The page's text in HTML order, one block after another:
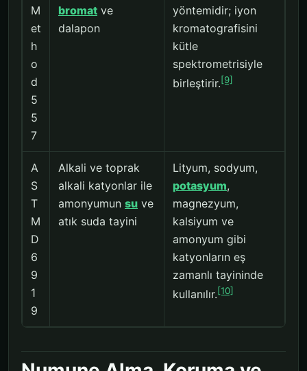
M
et
h
o
d
5
5
7
bromat ve
dalapon
yöntemidir; iyon
kromatografisini
kütle
spektrometrisiyle
birleştirir.[9]
A
S
T
M
D
6
9
1
9
Alkali ve toprak
alkali katyonlar ile
amonyumun su ve
atık suda tayini
Lityum, sodyum,
potasyum,
magnezyum,
kalsiyum ve
amonyum gibi
katyonların eş
zamanlı tayininde
kullanılır.[10]